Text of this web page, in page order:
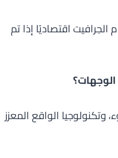
اقتصاديًا إذا تم
الواقع المعزز